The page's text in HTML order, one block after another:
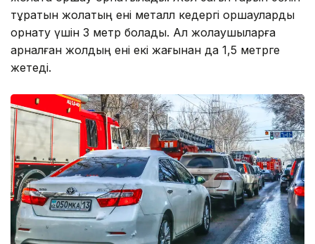
тұратын жолақтың ені металл кедергі қоршауларды
орнату үшін 3 метр болады. Ал жолаушыларға
арналған жолдың ені екі жағынан да 1,5 метрге
жетеді.